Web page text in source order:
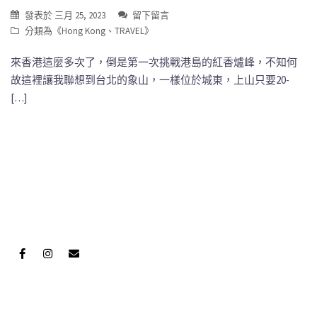
發表於 三月 25, 2023
留下留言
分類為《Hong Kong 、 TRAVEL》
來香港這麼多次了，倒是第一次挑戰港島的紅香爐峰，不知何
故這裡讓我聯想到台北的象山，一樣位於城東，上山只要20-
[…]